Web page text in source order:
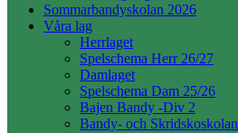
Sommarbandyskolan 2026
Våra lag
Herrlaget
Spelschema Herr 26/27
Damlaget
Spelschema Dam 25/26
Bajen Bandy -Div 2
Bandy- och Skridskoskolan